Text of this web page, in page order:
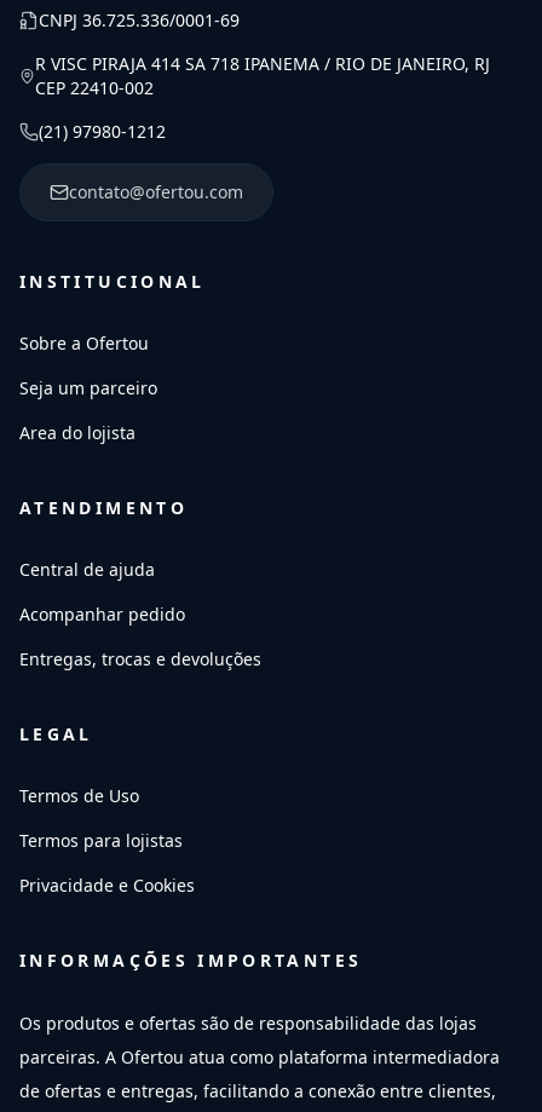
CNPJ 36.725.336/0001-69
R VISC PIRAJA 414 SA 718 IPANEMA / RIO DE JANEIRO, RJ
CEP 22410-002
(21) 97980-1212
contato@ofertou.com
INSTITUCIONAL
Sobre a Ofertou
Seja um parceiro
Area do lojista
ATENDIMENTO
Central de ajuda
Acompanhar pedido
Entregas, trocas e devoluções
LEGAL
Termos de Uso
Termos para lojistas
Privacidade e Cookies
INFORMAÇÕES IMPORTANTES
Os produtos e ofertas são de responsabilidade das lojas
parceiras. A Ofertou atua como plataforma intermediadora
de ofertas e entregas, facilitando a conexão entre clientes,